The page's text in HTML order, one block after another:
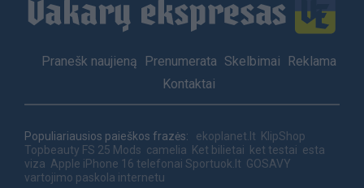
Footer
Pranešk naujieną Prenumerata Skelbimai
Reklama
Kontaktai
Populiariausios paieškos frazės: ekoplanet.lt KlipShop
Topbeauty FS 25 Mods camelia Ket bilietai ket testai esta
viza Apple iPhone 16 telefonai Sportuok.lt GOSAVY
vartojimo paskola internetu